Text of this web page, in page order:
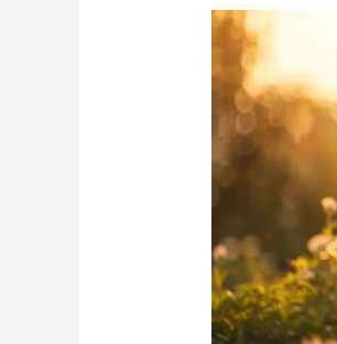
A
Importância
da
Gratidão
em
Sua
de
Manifestação